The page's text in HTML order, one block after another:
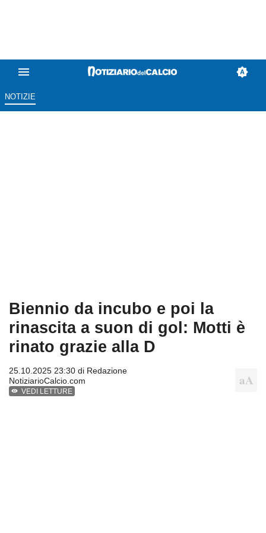
NOTIZIE
Biennio da incubo e poi la
rinascita a suon di gol: Motti è
rinato grazie alla D
25.10.2025 23:30 di Redazione
NotiziarioCalcio.com
VEDI LETTURE